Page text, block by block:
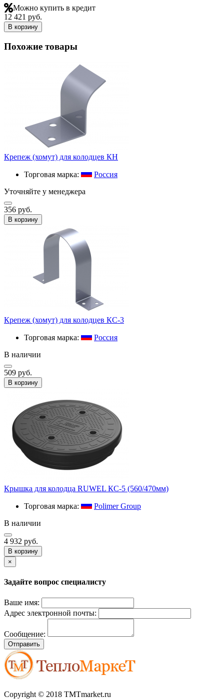
Можно купить в кредит
12 421 руб.
В корзину
Похожие товары
Крепеж (хомут) для колодцев КН
Торговая марка:
Россия
Уточняйте у менеджера
356 руб.
В корзину
Крепеж (хомут) для колодцев КС-3
Торговая марка:
Россия
В наличии
509 руб.
В корзину
Крышка для колодца RUWEL КС-5 (560/470мм)
Торговая марка:
Polimer Group
В наличии
4 932 руб.
В корзину
×
Задайте вопрос специалисту
Ваше имя:
Адрес электронной почты:
Сообщение:
Отправить
Copyright © 2018 TMTmarket.ru